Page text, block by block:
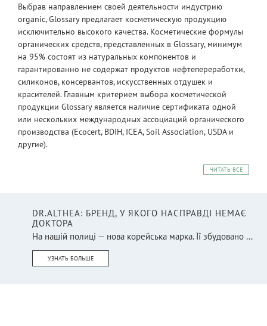
Выбрав направлением своей деятельности индустрию
organic, Glossary предлагает косметическую продукцию
исключительно высокого качества. Косметические формулы
органических средств, представленных в Glossary, минимум
на 95% состоят из натуральных компонентов и
гарантированно не содержат продуктов нефтепереработки,
силиконов, консервантов, искусственных отдушек и
красителей. Главным критерием выбора косметической
продукции Glossary является наличие сертификата одной
или нескольких международных ассоциаций органического
производства (Ecocert, BDIH, ICEA, Soil Association, USDA и
другие).
ЧИТАТЬ ВСЕ
DR.ALTHEA: БРЕНД, У ЯКОГО НАСПРАВДІ НЕМАЄ
ДОКТОРА
На нашій полиці — нова корейська марка. Її збудовано ...
УЗНАТЬ БОЛЬШЕ